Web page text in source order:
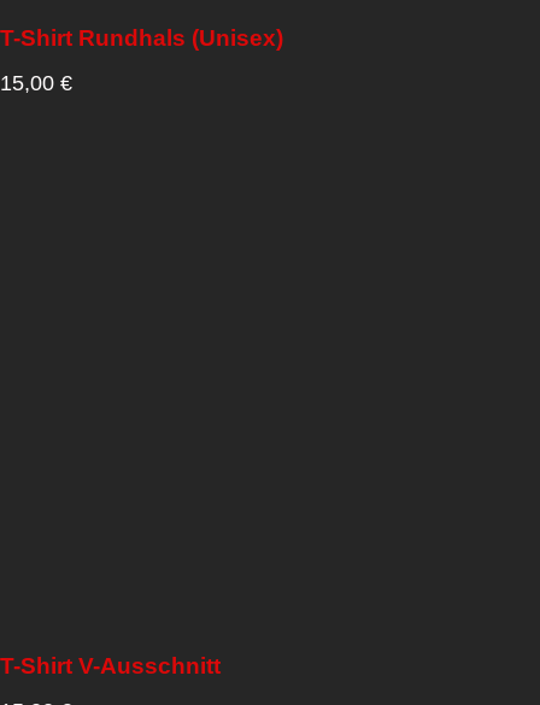
T-Shirt Rundhals (Unisex)
15,00 €
T-Shirt V-Ausschnitt